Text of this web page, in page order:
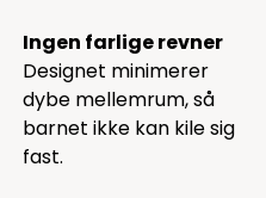
Ingen farlige revner
Designet minimerer
dybe mellemrum, så
barnet ikke kan kile sig
fast.